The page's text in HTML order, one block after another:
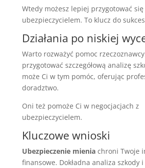
Wtedy możesz lepiej przygotować
ubezpieczycielem. To klucz do
Działania po niskiej
Warto rozważyć pomoc
przygotować szczegółową analizę
może Ci w tym pomóc, oferując
doradztwo.
Oni też pomoże Ci w negocjacjach z
ubezpieczycielem.
Kluczowe wnioski
Ubezpieczenie mieniachroni Twoje
finansowe. Dokładna analiza szkody